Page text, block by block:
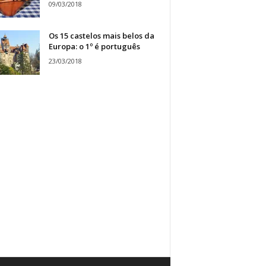
09/03/2018
Os 15 castelos mais belos da
Europa: o 1º é português
23/03/2018